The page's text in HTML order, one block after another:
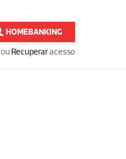
HOMEBANKING
ou Recuperaracesso